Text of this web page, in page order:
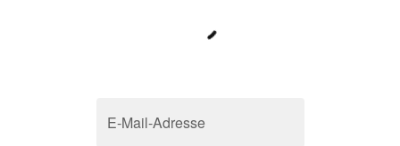
E-Mail-Adresse